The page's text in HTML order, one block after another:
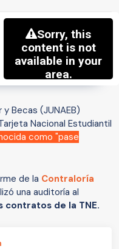
Becas (JUNAEB)
Nacional Estudiantil
como "pase
de la Contraloría
una auditoría al
contratos de la TNE.